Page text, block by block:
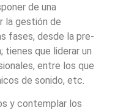
de una
la gestión de
fases, desde la pre-
tienes que liderar un
entre los que
de sonido, etc.
y contemplar los